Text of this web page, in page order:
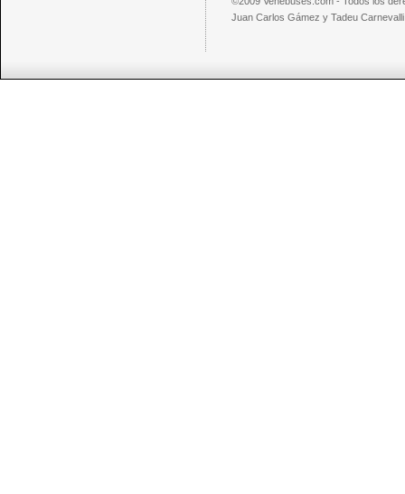
Juan Carlos Gámez y Tadeu Carnevalli